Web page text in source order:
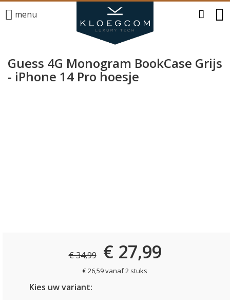
menu
Guess 4G Monogram BookCase Grijs
- iPhone 14 Pro hoesje
€ 34,99 € 27,99
€ 26,59 vanaf 2 stuks
Kies uw variant: